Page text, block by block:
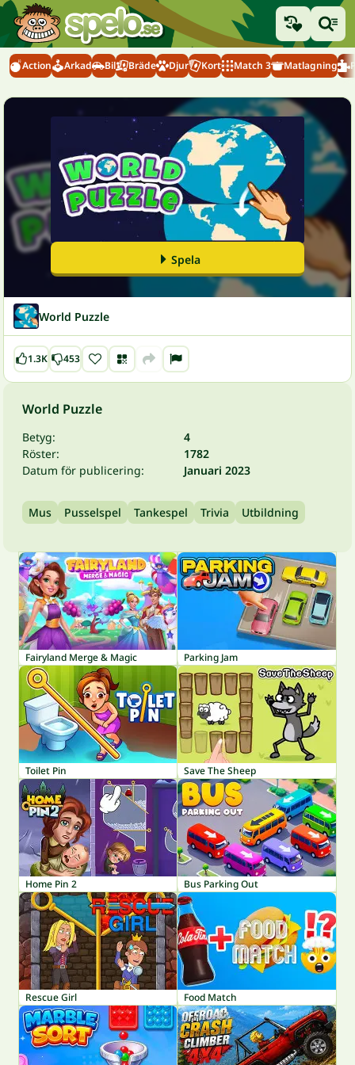
Action Arkad Bil Bräde Djur Kort Match 3 Matlagning
Spela
World Puzzle
1.3K 453
World Puzzle
Betyg:
4
Röster:
1782
Datum för publicering:
Januari 2023
Mus Pusselspel Tankespel Trivia Utbildning
Fairyland Merge & Magic Parking Jam
Toilet Pin Save The Sheep
Home Pin 2 Bus Parking Out
Rescue Girl Food Match